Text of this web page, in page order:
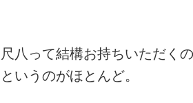
尺八って結構お持ちいただく
というのがほとんど。